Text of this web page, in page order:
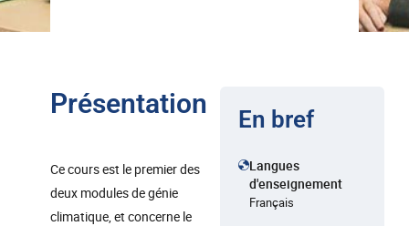
Présentation
Ce cours est le premier des
deux modules de génie
climatique, et concerne le
En bref
Langues
d'enseignement
Français